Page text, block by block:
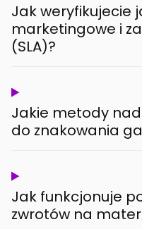
Jak weryfikujecie
marketingowe i
(SLA)?
Jakie metody
do znakowania
Jak funkcjonuje
zwrotów na